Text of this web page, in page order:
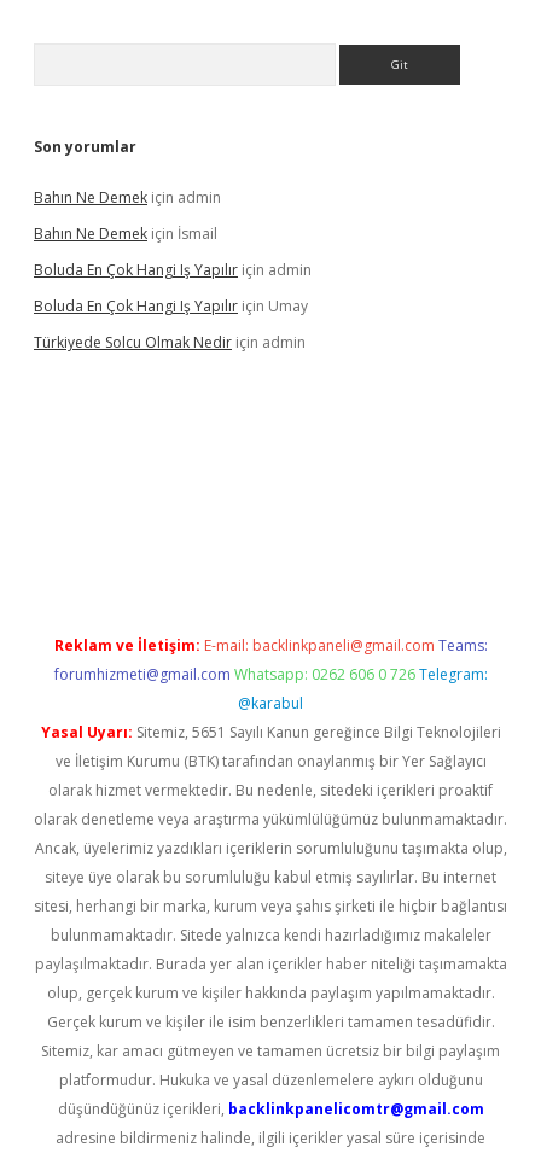
Son yorumlar
Bahın Ne Demek için admin
Bahın Ne Demek için İsmail
Boluda En Çok Hangi Iş Yapılır için admin
Boluda En Çok Hangi Iş Yapılır için Umay
Türkiyede Solcu Olmak Nedir için admin
Reklam ve İletişim: E-mail: backlinkpaneli@gmail.com Teams:
forumhizmeti@gmail.com Whatsapp: 0262 606 0 726 Telegram:
@karabul
Yasal Uyarı: Sitemiz, 5651 Sayılı Kanun gereğince Bilgi Teknolojileri
ve İletişim Kurumu (BTK) tarafından onaylanmış bir Yer Sağlayıcı
olarak hizmet vermektedir. Bu nedenle, sitedeki içerikleri proaktif
olarak denetleme veya araştırma yükümlülüğümüz bulunmamaktadır.
Ancak, üyelerimiz yazdıkları içeriklerin sorumluluğunu taşımakta olup,
siteye üye olarak bu sorumluluğu kabul etmiş sayılırlar. Bu internet
sitesi, herhangi bir marka, kurum veya şahıs şirketi ile hiçbir bağlantısı
bulunmamaktadır. Sitede yalnızca kendi hazırladığımız makaleler
paylaşılmaktadır. Burada yer alan içerikler haber niteliği taşımamakta
olup, gerçek kurum ve kişiler hakkında paylaşım yapılmamaktadır.
Gerçek kurum ve kişiler ile isim benzerlikleri tamamen tesadüfidir.
Sitemiz, kar amacı gütmeyen ve tamamen ücretsiz bir bilgi paylaşım
platformudur. Hukuka ve yasal düzenlemelere aykırı olduğunu
düşündüğünüz içerikleri, backlinkpanelicomtr@gmail.com
adresine bildirmeniz halinde, ilgili içerikler yasal süre içerisinde